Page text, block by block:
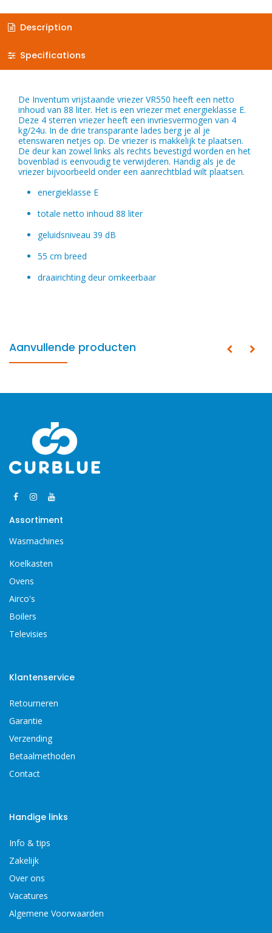
Description
Specifications
De Inventum vrijstaande vriezer VR550 heeft een netto
inhoud van 88 liter. Het is een vriezer met energieklasse E.
Deze 4 sterren vriezer heeft een invriesvermogen van 4
kg/24u. In de drie transparante lades berg je al je
etenswaren netjes op. De vriezer is makkelijk te plaatsen.
De deur kan zowel links als rechts bevestigd worden en het
bovenblad is eenvoudig te verwijderen. Handig als je de
vriezer bijvoorbeeld onder een aanrechtblad wilt plaatsen.
energieklasse E
totale netto inhoud 88 liter
geluidsniveau 39 dB
55 cm breed
draairichting deur omkeerbaar
Aanvullende producten
Assortiment
Wasmachines
Koelkasten
Ovens
Airco's
Boilers
Televisies
Klantenservice
Retourneren
Garantie
Verzending
Betaalmethoden
Contact
Handige links
Info & tips
Zakelijk
Over ons
Vacatures
Algemene Voorwaarden